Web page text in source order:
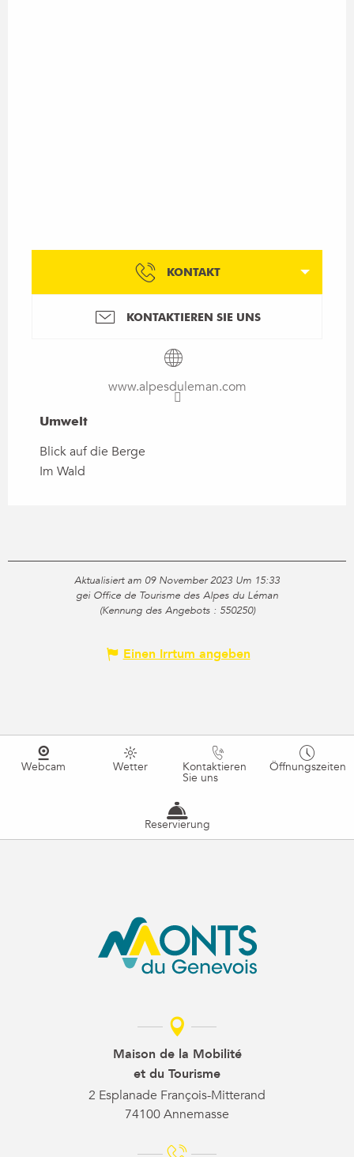
KONTAKT
KONTAKTIEREN SIE UNS
www.alpesduleman.com
Umwelt
Umwelt
Blick auf die Berge
Im Wald
Aktualisiert am 09 November 2023 Um 15:33
gei Office de Tourisme des Alpes du Léman
(Kennung des Angebots : 550250)
Einen Irrtum angeben
Webcam Wetter Kontaktieren
Sie uns
Öffnungszeiten
Reservierung
Maison de la Mobilité
et du Tourisme
2 Esplanade François-Mitterand
74100 Annemasse